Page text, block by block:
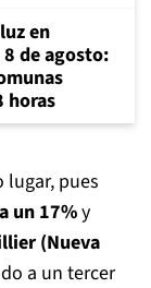
en
de agosto:
horas
lugar, pues
un 17%y
(Nueva
a un tercer